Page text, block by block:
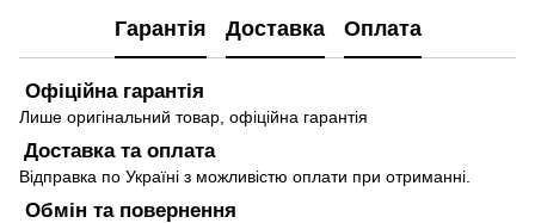
Гарантія Доставка Оплата
Офіційна гарантія
Лише оригінальний товар, офіційна гарантія
Доставка та оплата
Відправка по Україні з можливістю оплати при отриманні.
Обмін та повернення